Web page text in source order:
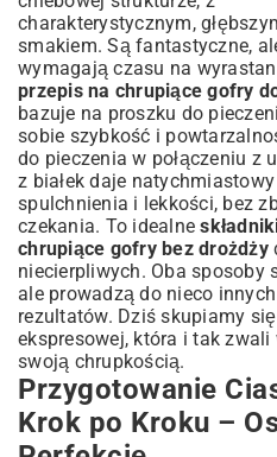
charakterystycznym,
smakiem. Są fantastyczne,
wymagają czasu na
przepis na chrupiące gofry
bazuje na proszku do
sobie szybkość i
do pieczenia w połączeniu z
z białek daje
spulchnienia i lekkości, bez
czekania. To idealne
chrupiące gofry bez drożdży
niecierpliwych. Oba sposoby
ale prowadzą do nieco innych
rezultatów. Dziś skupiamy
ekspresowej, która i tak zwali
swoją chrupkością.
Przygotowanie
Krok po Kroku –